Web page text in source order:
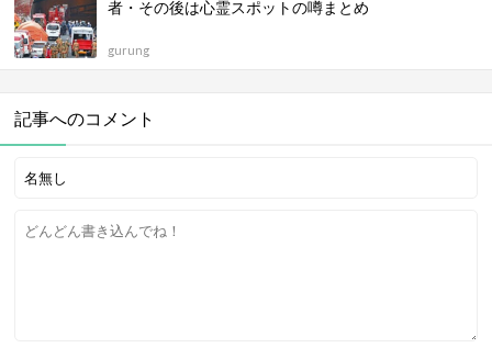
者・その後は心霊スポットの噂まとめ
gurung
記事へのコメント